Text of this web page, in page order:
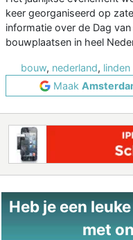
keer georganiseerd op
informatie over de Dag
bouwplaatsen in heel
bouw, nederland, linden
Maak
Heb je een
met